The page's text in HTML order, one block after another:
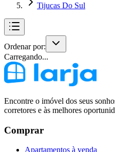
Tijucas Do Sul
Ordenar por:
Carregando...
Encontre o imóvel dos seus
corretores e às melhores
Comprar
Apartamentos à venda